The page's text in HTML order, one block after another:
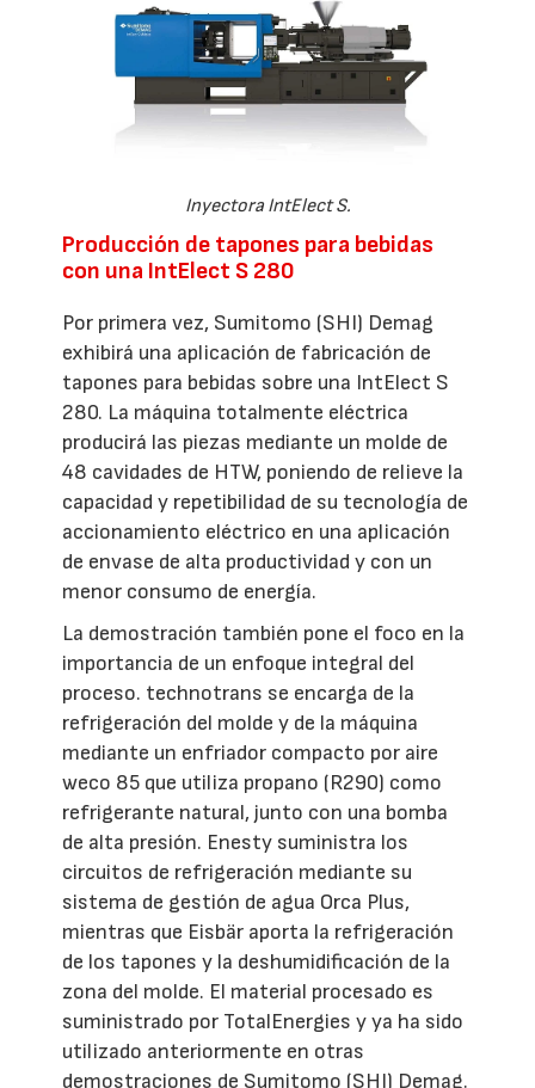
Inyectora IntElect S.
Producción de tapones para bebidas
con una IntElect S 280
Por primera vez, Sumitomo (SHI) Demag
exhibirá una aplicación de fabricación de
tapones para bebidas sobre una IntElect S
280. La máquina totalmente eléctrica
producirá las piezas mediante un molde de
48 cavidades de HTW, poniendo de relieve la
capacidad y repetibilidad de su tecnología de
accionamiento eléctrico en una aplicación
de envase de alta productividad y con un
menor consumo de energía.
La demostración también pone el foco en la
importancia de un enfoque integral del
proceso. technotrans se encarga de la
refrigeración del molde y de la máquina
mediante un enfriador compacto por aire
weco 85 que utiliza propano (R290) como
refrigerante natural, junto con una bomba
de alta presión. Enesty suministra los
circuitos de refrigeración mediante su
sistema de gestión de agua Orca Plus,
mientras que Eisbär aporta la refrigeración
de los tapones y la deshumidificación de la
zona del molde. El material procesado es
suministrado por TotalEnergies y ya ha sido
utilizado anteriormente en otras
demostraciones de Sumitomo (SHI) Demag.